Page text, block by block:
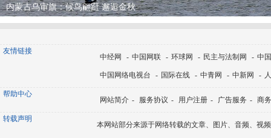
内蒙古乌审旗：候鸟翩跹 邂逅金秋
友情链接
中经网 - 中国网联 - 环球网 - 民主与法制网 - 中
中国网络电视台 - 国际在线 - 中青网 - 中新网 -
帮助中心
网站简介 - 服务协议 - 用户注册 - 广告服务 - 商
转载声明
本网站部分来源于网络转载的文章、图片、音频、视